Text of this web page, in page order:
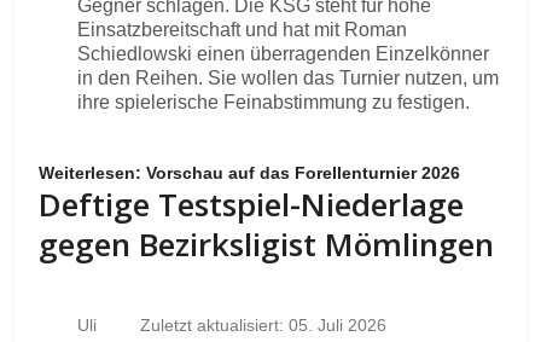
Gegner schlagen. Die KSG steht für hohe
Einsatzbereitschaft und hat mit Roman
Schiedlowski einen überragenden Einzelkönner
in den Reihen. Sie wollen das Turnier nutzen, um
ihre spielerische Feinabstimmung zu festigen.
Weiterlesen: Vorschau auf das Forellenturnier 2026
Deftige Testspiel-Niederlage
gegen Bezirksligist Mömlingen
Uli Zuletzt aktualisiert: 05. Juli 2026